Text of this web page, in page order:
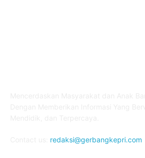
redaksi@gerbangkepri.com